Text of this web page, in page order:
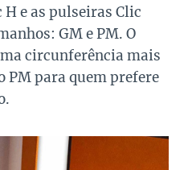
e as pulseiras Clic
GM e PM. O
circunferência mais
PM para quem prefere